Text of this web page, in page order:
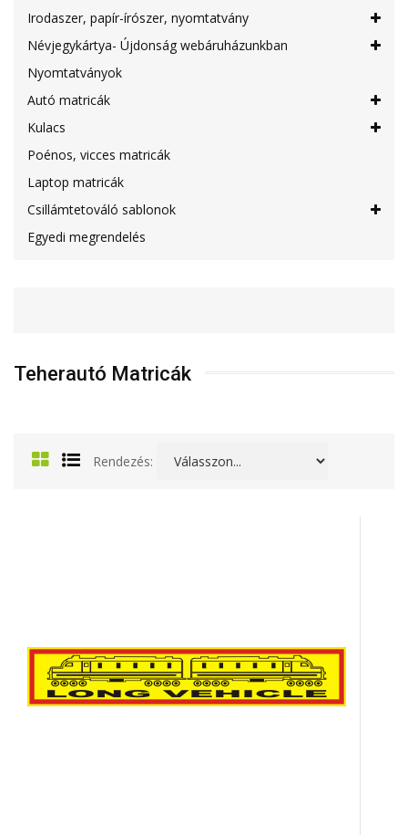
Irodaszer, papír-írószer, nyomtatvány
Névjegykártya- Újdonság webáruházunkban
Nyomtatványok
Autó matricák
Kulacs
Poénos, vicces matricák
Laptop matricák
Csillámtetováló sablonok
Egyedi megrendelés
Teherautó Matricák
Rendezés: